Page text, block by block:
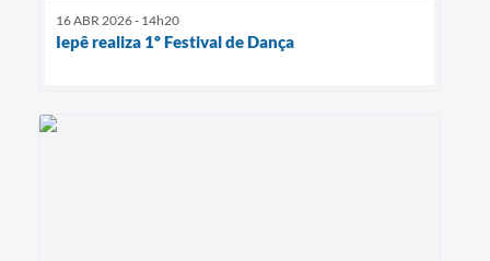
16 ABR 2026 - 14h20
Iepê realiza 1º Festival de Dança